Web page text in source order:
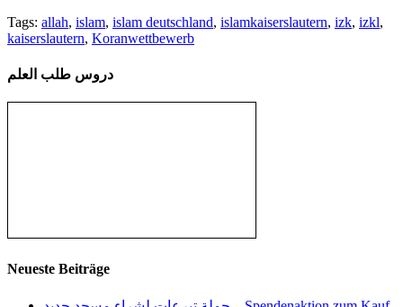
Tags: allah, islam, islam deutschland, islamkaiserslautern, izk, izkl,
kaiserslautern, Koranwettbewerb
دروس طلب العلم
Neueste Beiträge